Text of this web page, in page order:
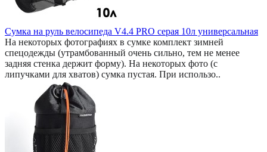
Сумка на руль велосипеда V4.4 PRO серая 10л универсальная
На некоторых фотографиях в сумке комплект зимней
спецодежды (утрамбованный очень сильно, тем не менее
задняя стенка держит форму). На некоторых фото (с
липучками для хватов) сумка пустая. При использо..